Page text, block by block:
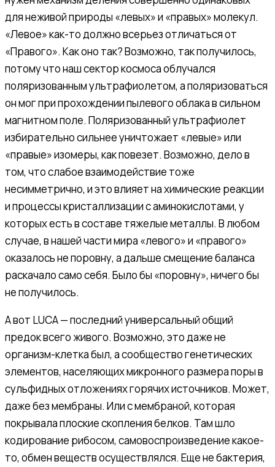
для неживой природы «левых» и «правых» молекул.
«Левое» как-то должно всерьез отличаться от
«Правого». Как оно так? Возможно, так получилось,
потому что наш сектор космоса облучался
поляризованным ультрафиолетом, а поляризоваться
он мог при прохождении пылевого облака в сильном
магнитном поле. Поляризованный ультрафиолет
избирательно сильнее уничтожает «левые» или
«правые» изомеры, как повезет. Возможно, дело в
том, что слабое взаимодействие тоже
несимметрично, и это влияет на химические реакции
и процессы кристаллизации с аминокислотами, у
которых есть в составе тяжелые металлы. В любом
случае, в нашей части мира «левого» и «правого»
оказалось не поровну, а дальше смещение баланса
раскачало само себя. Было бы «поровну», ничего бы
не получилось.
А вот LUCA — последний универсальный общий
предок всего живого. Возможно, это даже не
организм-клетка был, а сообщество генетических
элементов, населяющих микронного размера поры в
сульфидных отложениях горячих источников. Может,
даже без мембраны. Или с мембраной, которая
покрывала плоские скопления белков. Там шло
кодирование рибосом, самовоспроизведение какое-
то, обмен веществ осуществлялся. Еще не бактерия,